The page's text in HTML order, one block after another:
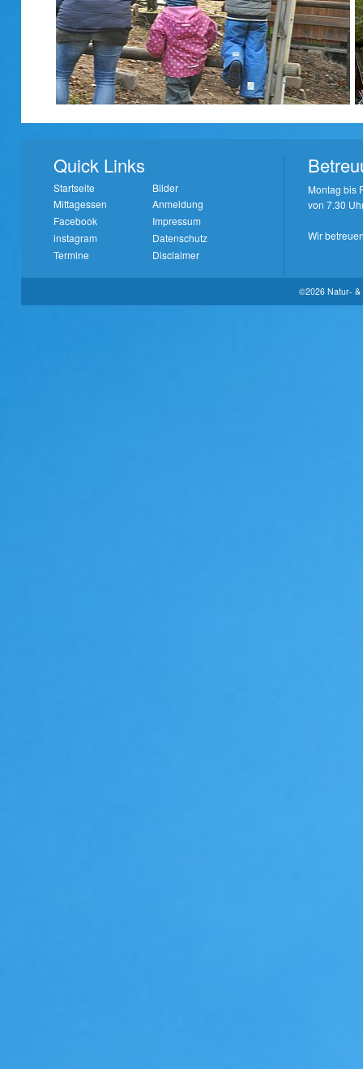
Quick Links
Startseite
Bilder
Mittagessen
Anmeldung
Facebook
Impressum
instagram
Datenschutz
Termine
Disclaimer
Montag bis
von 7.30
Wir
©2026 Natur- &